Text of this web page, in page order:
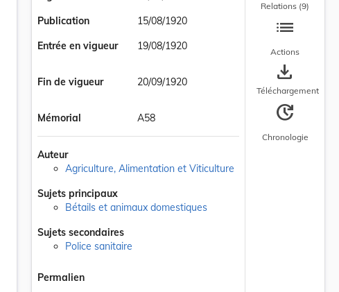
Publication
15/08/1920
Entrée en vigueur
19/08/1920
Fin de vigueur 20/09/1920
Mémorial A58
Auteur
Agriculture, Alimentation et Viticulture
Sujets principaux
Bétails et animaux domestiques
Sujets secondaires
Police sanitaire
Permalien
Relations (9)
list
Actions
save_alt
Téléchargement
update
Chronologie